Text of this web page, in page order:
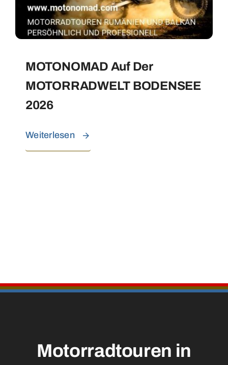
MOTONOMAD Auf Der
MOTORRADWELT BODENSEE
2026
Weiterlesen
Motorradtouren in